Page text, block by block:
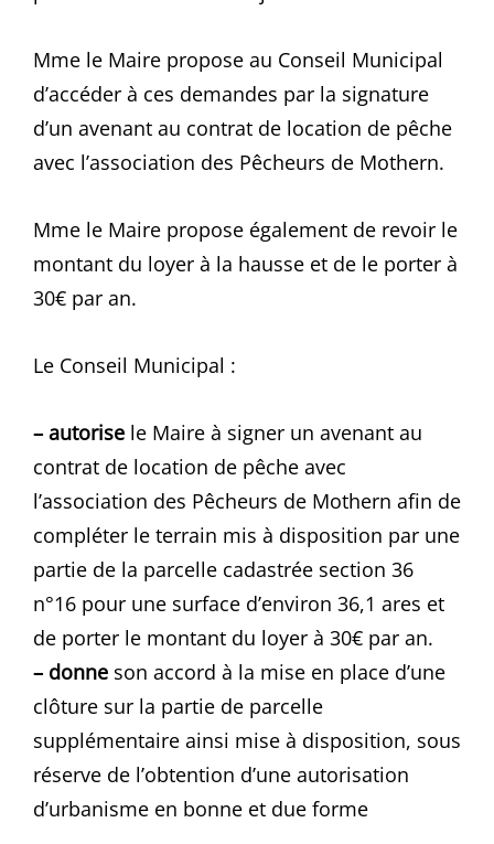
Mme le Maire propose au Conseil Municipal
d’accéder à ces demandes par la signature
d’un avenant au contrat de location de pêche
avec l’association des Pêcheurs de Mothern.
Mme le Maire propose également de revoir le
montant du loyer à la hausse et de le porter à
30€ par an.
Le Conseil Municipal :
– autorise le Maire à signer un avenant au
contrat de location de pêche avec
l’association des Pêcheurs de Mothern afin de
compléter le terrain mis à disposition par une
partie de la parcelle cadastrée section 36
n°16 pour une surface d’environ 36,1 ares et
de porter le montant du loyer à 30€ par an.
– donne son accord à la mise en place d’une
clôture sur la partie de parcelle
supplémentaire ainsi mise à disposition, sous
réserve de l’obtention d’une autorisation
d’urbanisme en bonne et due forme